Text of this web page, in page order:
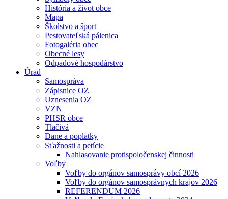
História a život obce
Mapa
Školstvo a šport
Pestovateľská pálenica
Fotogaléria obec
Obecné lesy
Odpadové hospodárstvo
Úrad
Samospráva
Zápisnice OZ
Uznesenia OZ
VZN
PHSR obce
Tlačivá
Dane a poplatky
Sťažnosti a petície
Nahlasovanie protispoločenskej činnosti
Voľby
Voľby do orgánov samosprávy obcí 2026
Voľby do orgánov samosprávnych krajov 2026
REFERENDUM 2026